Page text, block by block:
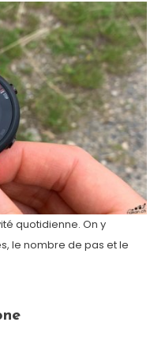
quotidienne. On y
le nombre de pas et le